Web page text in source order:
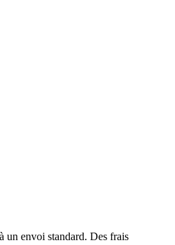
un envoi standard. Des frais